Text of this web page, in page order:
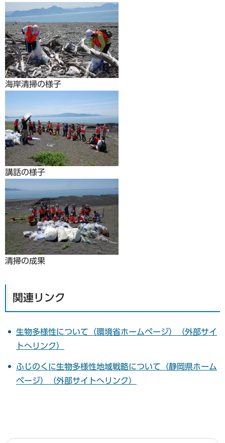
海岸清掃の様子
講話の様子
清掃の成果
関連リンク
生物多様性について（環境省ホームページ）（外部サイ
トへリンク）
ふじのくに生物多様性地域戦略について（静岡県ホーム
ページ）（外部サイトへリンク）